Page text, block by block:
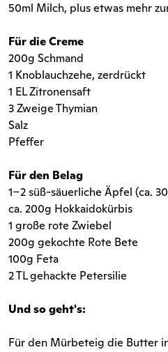
50ml Milch, plus etwas mehr
Für die Creme
200g Schmand
1 Knoblauchzehe, zerdrückt
1 EL Zitronensaft
3 Zweige Thymian
Salz
Pfeffer
Für den Belag
1–2 süß-säuerliche Äpfel (ca.
ca. 200g Hokkaidokürbis
1 große rote Zwiebel
200g gekochte Rote Bete
100g Feta
2 TL gehackte Petersilie
Und so geht's:
Für den Mürbeteig die Butter